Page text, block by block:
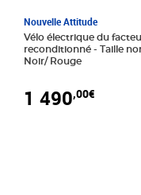
Nouvelle Attitude
Vélo électrique du
reconditionné - Taille normale -
Noir/ Rouge
1 490,00€